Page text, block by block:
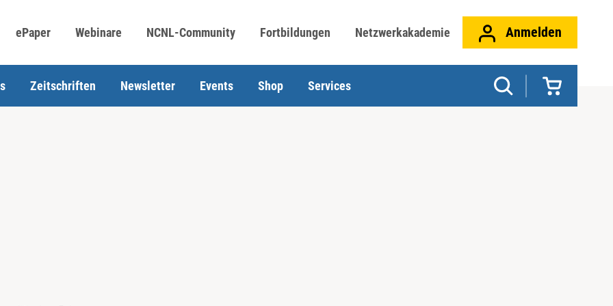
ePaper Webinare NCNL-Community Fortbildungen Netzwerkakademie Anmelden
Zeitschriften Newsletter Events Shop Services